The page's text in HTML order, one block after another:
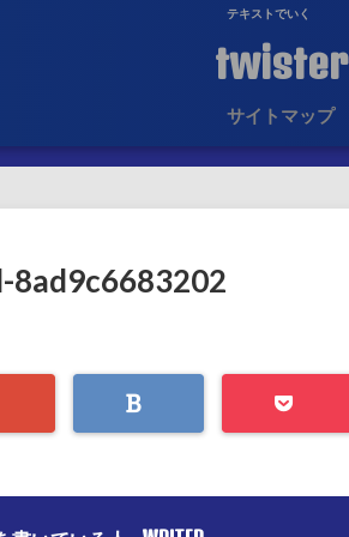
テキストでいく
twister
サイトマップ
8ad9c6683202